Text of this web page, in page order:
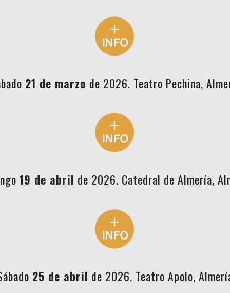
21 de marzo de 2026. Teatro Pechina,
19 de abril de 2026. Catedral de Almería,
25 de abril de 2026. Teatro Apolo,